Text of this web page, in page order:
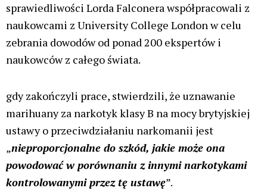
sprawiedliwości Lorda Falconera współpracowali z
naukowcami z University College London w celu
zebrania dowodów od ponad 200 ekspertów i
naukowców z całego świata.
gdy zakończyli prace, stwierdzili, że uznawanie
marihuany za narkotyk klasy B na mocy brytyjskiej
ustawy o przeciwdziałaniu narkomanii jest
„nieproporcjonalne do szkód, jakie może ona
powodować w porównaniu z innymi narkotykami
kontrolowanymi przez tę ustawę”.